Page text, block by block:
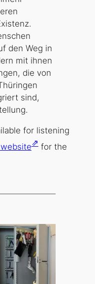
den Weg in
mit ihnen
die von
sind,
for listening
⇗for the